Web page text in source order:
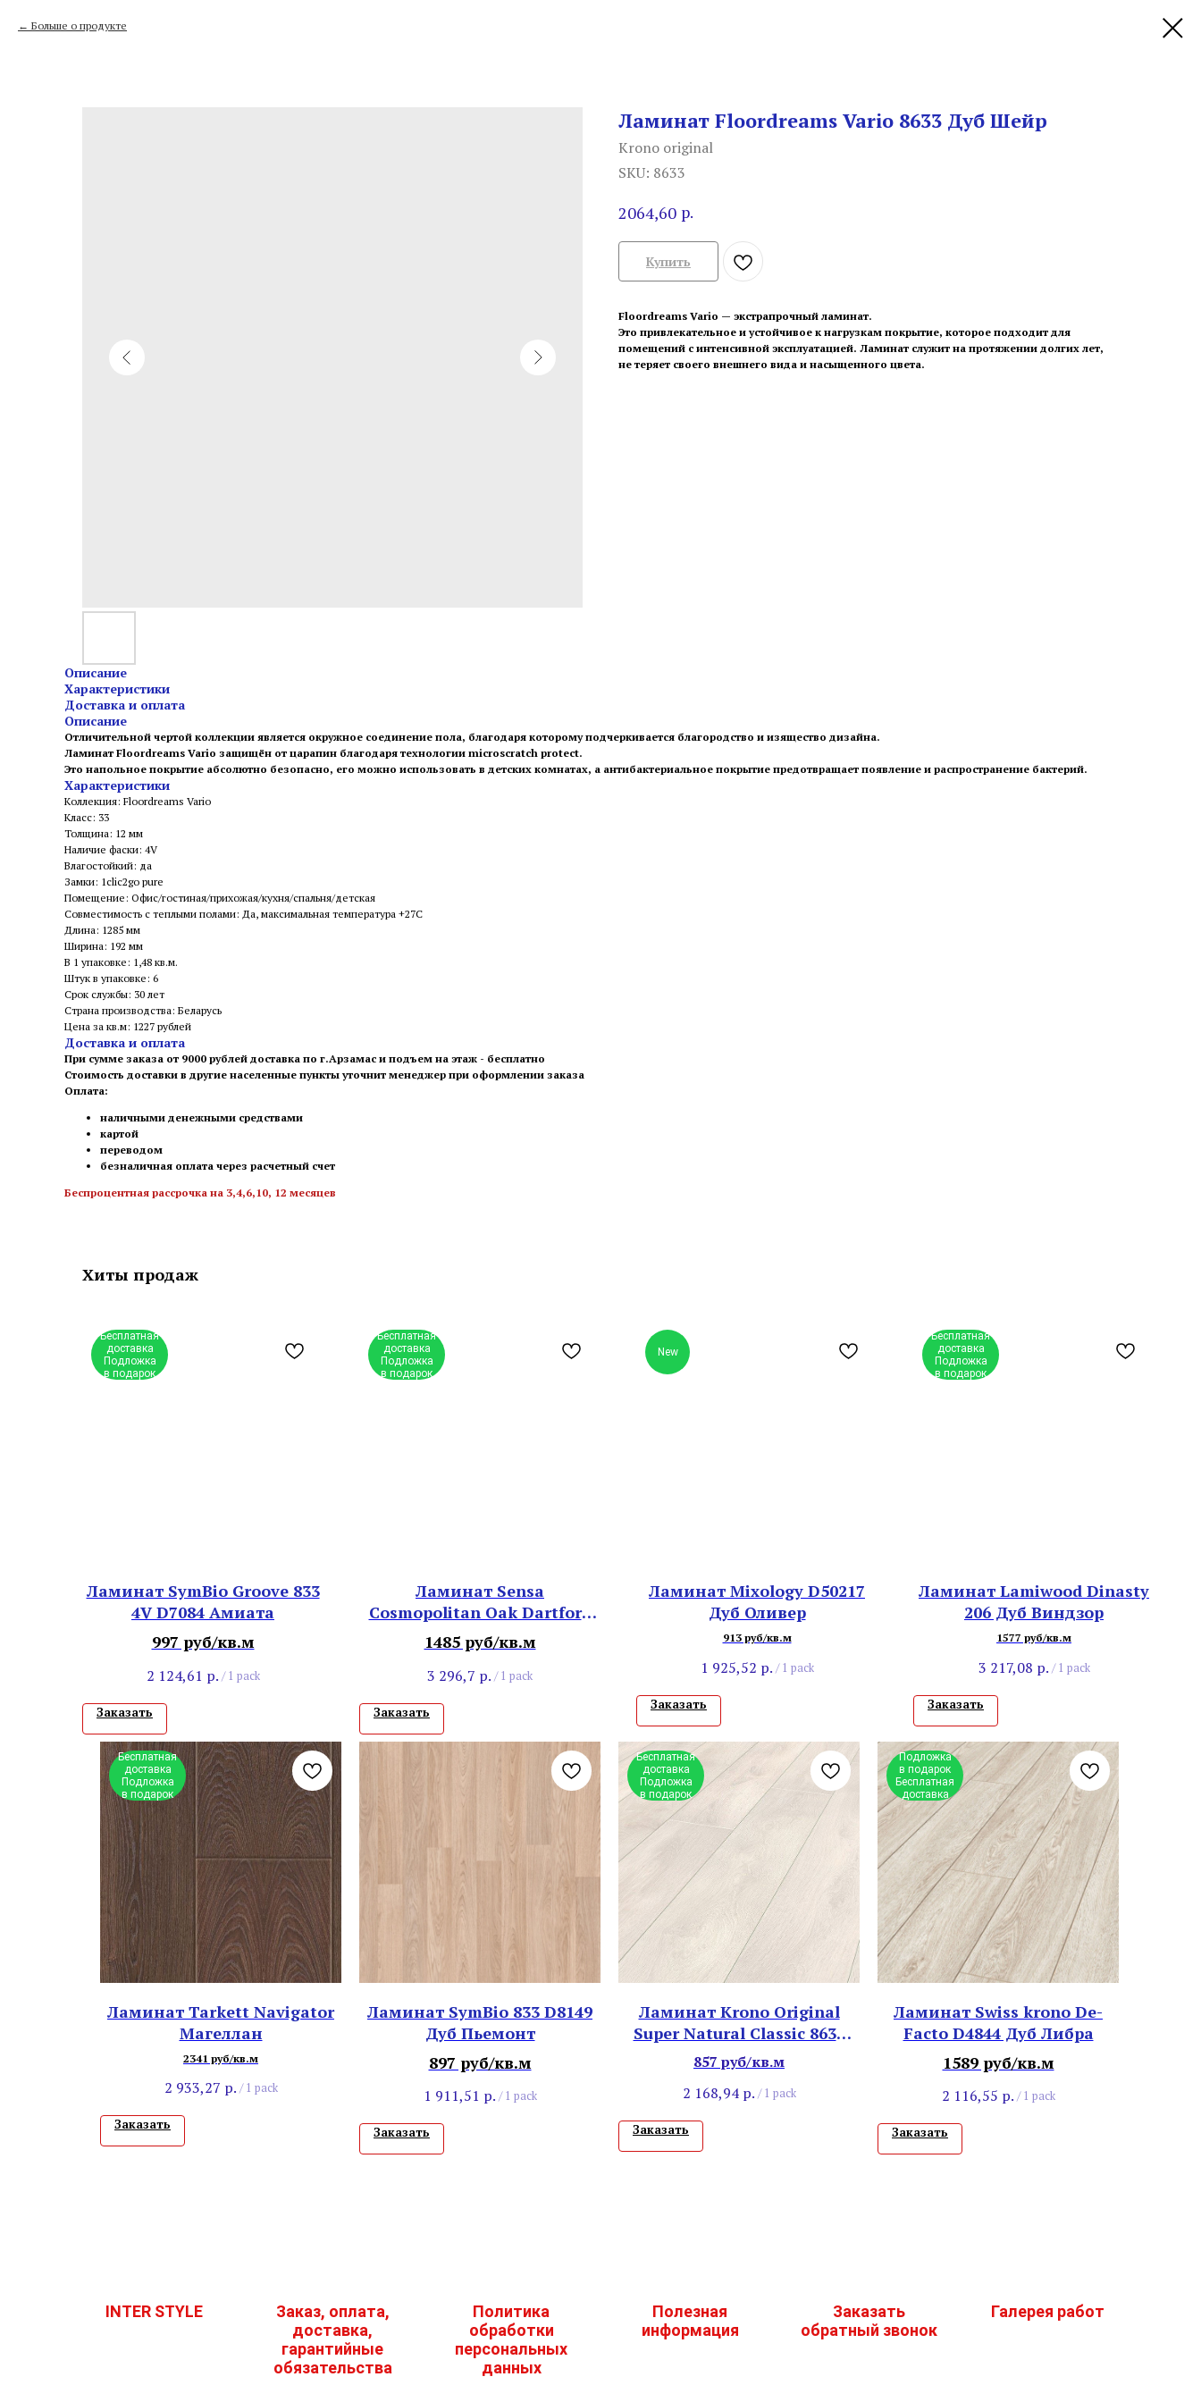
Больше о продукте
Ламинат Floordreams Vario 8633 Дуб Шейр
Krono original
SKU: 8633
2064,60 р.
Купить
Floordreams Vario — экстрапрочный ламинат.
Это привлекательное и устойчивое к нагрузкам покрытие, которое подходит для
помещений с интенсивной эксплуатацией. Ламинат служит на протяжении долгих лет,
не теряет своего внешнего вида и насыщенного цвета.
Описание
Характеристики
Доставка и оплата
Описание
Отличительной чертой коллекции является окружное соединение пола, благодаря которому подчеркивается благородство и изящество дизайна.
Ламинат Floordreams Vario защищён от царапин благодаря технологии microscratch protect.
Это напольное покрытие абсолютно безопасно, его можно использовать в детских комнатах, а антибактериальное покрытие предотвращает появление и распространение бактерий.
Характеристики
Коллекция: Floordreams Vario
Класс: 33
Толщина: 12 мм
Наличие фаски: 4V
Влагостойкий: да
Замки: 1clic2go pure
Помещение: Офис/гостиная/прихожая/кухня/спальня/детская
Совместимость с теплыми полами: Да, максимальная температура +27С
Длина: 1285 мм
Ширина: 192 мм
В 1 упаковке: 1,48 кв.м.
Штук в упаковке: 6
Срок службы: 30 лет
Страна производства: Беларусь
Цена за кв.м: 1227 рублей
Доставка и оплата
При сумме заказа от 9000 рублей доставка по г.Арзамас и подъем на этаж - бесплатно
Стоимость доставки в другие населенные пункты уточнит менеджер при оформлении заказа
Оплата:
наличными денежными средствами
картой
переводом
безналичная оплата через расчетный счет
Беспроцентная рассрочка на 3,4,6,10, 12 месяцев
Хиты продаж
Бесплатная
доставка
Подложка
в подарок
Ламинат SymBio Groove 833
4V D7084 Амиата
997 руб/кв.м
2 124,61 р. / 1 pack
Заказать
Бесплатная
доставка
Подложка
в подарок
Ламинат Sensa
Cosmopolitan Oak Dartford
52706
1485 руб/кв.м
3 296,7 р. / 1 pack
Заказать
New
Ламинат Mixology D50217
Дуб Оливер
913 руб/кв.м
1 925,52 р. / 1 pack
Заказать
Бесплатная
доставка
Подложка
в подарок
Ламинат Lamiwood Dinasty
206 Дуб Виндзор
1577 руб/кв.м
3 217,08 р. / 1 pack
Заказать
Бесплатная
доставка
Подложка
в подарок
Ламинат Tarkett Navigator
Магеллан
2341 руб/кв.м
2 933,27 р. / 1 pack
Заказать
Ламинат SymBio 833 D8149
Дуб Пьемонт
897 руб/кв.м
1 911,51 р. / 1 pack
Заказать
Бесплатная
доставка
Подложка
в подарок
Ламинат Krono Original
Super Natural Classic 8630
Дуб Аспен
857 руб/кв.м
2 168,94 р. / 1 pack
Заказать
Подложка
в подарок
Бесплатная
доставка
Ламинат Swiss krono De-
Facto D4844 Дуб Либра
1589 руб/кв.м
2 116,55 р. / 1 pack
Заказать
INTER STYLE
Заказ, оплата,
доставка,
гарантийные
обязательства
Политика
обработки
персональных
данных
Полезная
информация
Заказать
обратный звонок
Галерея работ